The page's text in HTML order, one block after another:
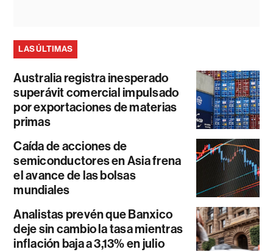
LAS ÚLTIMAS
Australia registra inesperado
superávit comercial impulsado
por exportaciones de materias
primas
Caída de acciones de
semiconductores en Asia frena
el avance de las bolsas
mundiales
Analistas prevén que Banxico
deje sin cambio la tasa mientras
inflación baja a 3,13% en julio